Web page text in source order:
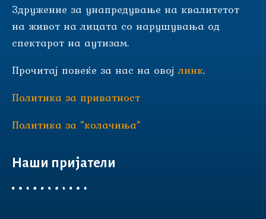
Здружение за унапредување на квалитетот
на живот на лицата со нарушувања од
спектарот на аутизам.
Прочитај повеќе за нас на овојлинк.
Политика за приватност
Политика за “колачиња“
Наши пријатели